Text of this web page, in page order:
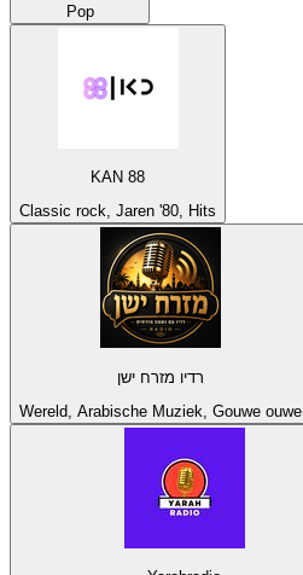
Pop
KAN 88
Classic rock, Jaren '80, Hits
רדיו מזרח ישן
Wereld, Arabische Muziek, Gouwe ouwe